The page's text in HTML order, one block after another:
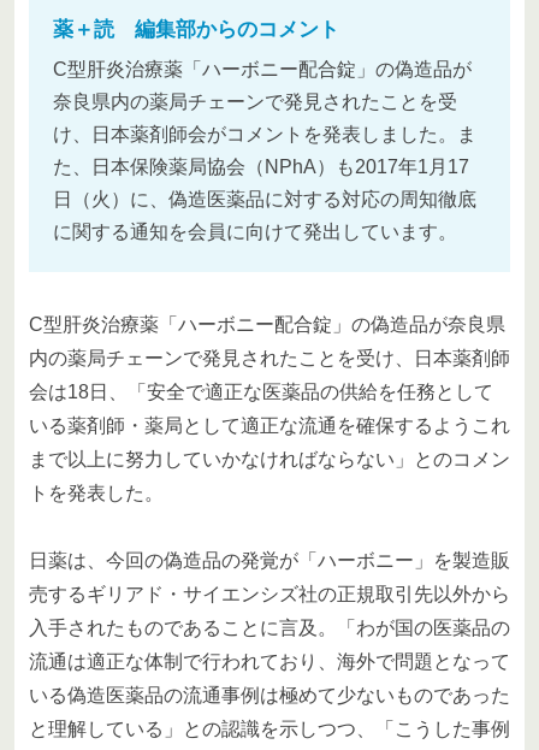
薬＋読 編集部からのコメント
C型肝炎治療薬「ハーボニー配合錠」の偽造品が
奈良県内の薬局チェーンで発見されたことを受
け、日本薬剤師会がコメントを発表しました。ま
た、日本保険薬局協会（NPhA）も2017年1月17
日（火）に、偽造医薬品に対する対応の周知徹底
に関する通知を会員に向けて発出しています。
C型肝炎治療薬「ハーボニー配合錠」の偽造品が奈良県
内の薬局チェーンで発見されたことを受け、日本薬剤師
会は18日、「安全で適正な医薬品の供給を任務として
いる薬剤師・薬局として適正な流通を確保するようこれ
まで以上に努力していかなければならない」とのコメン
トを発表した。
日薬は、今回の偽造品の発覚が「ハーボニー」を製造販
売するギリアド・サイエンシズ社の正規取引先以外から
入手されたものであることに言及。「わが国の医薬品の
流通は適正な体制で行われており、海外で問題となって
いる偽造医薬品の流通事例は極めて少ないものであった
と理解している」との認識を示しつつ、「こうした事例